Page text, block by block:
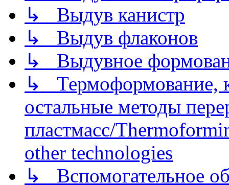
↳ Выдув канистр
↳ Выдув флаконов
↳ Выдувное
↳ Термоформование,
остальные методы
пластмасс/
other technologies
↳ Вспомогательное